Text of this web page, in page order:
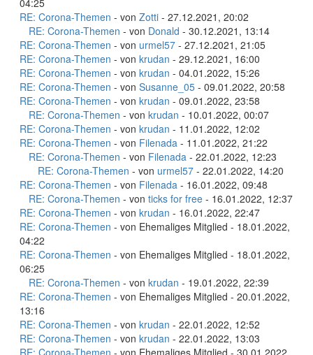
04:25
RE: Corona-Themen - von Zotti - 27.12.2021, 20:02
RE: Corona-Themen - von Donald - 30.12.2021, 13:14
RE: Corona-Themen - von urmel57 - 27.12.2021, 21:05
RE: Corona-Themen - von krudan - 29.12.2021, 16:00
RE: Corona-Themen - von krudan - 04.01.2022, 15:26
RE: Corona-Themen - von Susanne_05 - 09.01.2022, 20:58
RE: Corona-Themen - von krudan - 09.01.2022, 23:58
RE: Corona-Themen - von krudan - 10.01.2022, 00:07
RE: Corona-Themen - von krudan - 11.01.2022, 12:02
RE: Corona-Themen - von Filenada - 11.01.2022, 21:22
RE: Corona-Themen - von Filenada - 22.01.2022, 12:23
RE: Corona-Themen - von urmel57 - 22.01.2022, 14:20
RE: Corona-Themen - von Filenada - 16.01.2022, 09:48
RE: Corona-Themen - von ticks for free - 16.01.2022, 12:37
RE: Corona-Themen - von krudan - 16.01.2022, 22:47
RE: Corona-Themen - von Ehemaliges Mitglied - 18.01.2022,
04:22
RE: Corona-Themen - von Ehemaliges Mitglied - 18.01.2022,
06:25
RE: Corona-Themen - von krudan - 19.01.2022, 22:39
RE: Corona-Themen - von Ehemaliges Mitglied - 20.01.2022,
13:16
RE: Corona-Themen - von krudan - 22.01.2022, 12:52
RE: Corona-Themen - von krudan - 22.01.2022, 13:03